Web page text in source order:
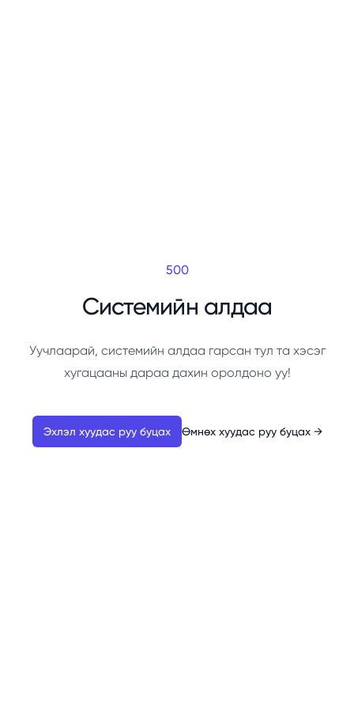
500
Системийн алдаа
Уучлаарай, системийн алдаа гарсан тул та хэсэг
хугацааны дараа дахин оролдоно уу!
Эхлэл хуудас руу буцах Өмнөх хуудас руу буцах →